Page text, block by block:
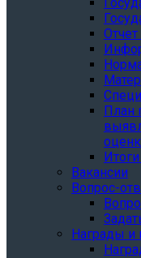
Отчет
План
Вакансии
Вопрос-
Награды и